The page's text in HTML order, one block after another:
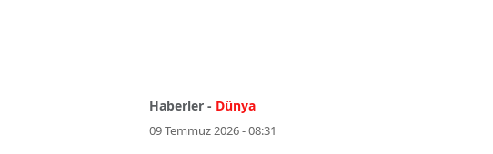
Haberler - Dünya
09 Temmuz 2026 - 08:31